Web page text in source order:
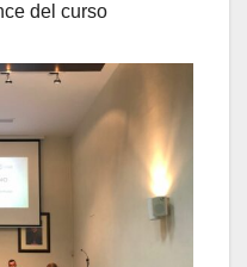
del curso